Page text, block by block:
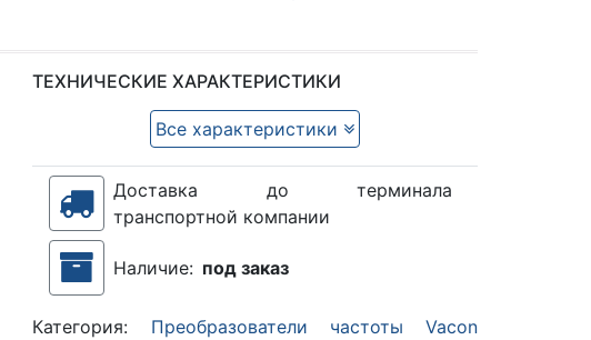
ТЕХНИЧЕСКИЕ ХАРАКТЕРИСТИКИ
Все характеристики
Доставка до терминала
транспортной компании
Наличие: под заказ
Категория: Преобразователи частоты Vacon